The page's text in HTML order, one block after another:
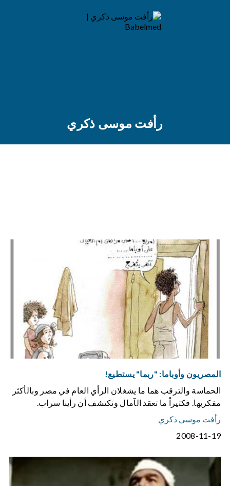
رأفت موسى ذكري
المصريون وأوباما: "ربما" يستطيع!
الحماسة والترقب هما ما يشغلان الرأي العام في مصر وبالأكثر
مفكريها. فكثيراً ما تعقد الآمال ونكتشف أن رأينا سراب.
رأفت موسى ذكري
2008-11-19